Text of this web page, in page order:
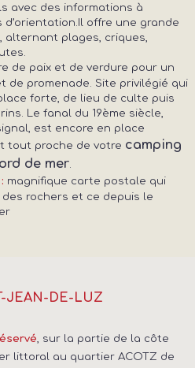
avec des informations à
offre une grande
alternant plages, criques,
de paix et de verdure pour un
de promenade. Site privilégié qui
forte, de lieu de culte puis
Le fanal du 19ème siècle,
est encore en place
tout proche de votre camping
de mer.
magnifique carte postale qui
des rochers et ce depuis le
JEAN-DE-LUZ
, sur la partie de la côte
littoral au quartier ACOTZ de